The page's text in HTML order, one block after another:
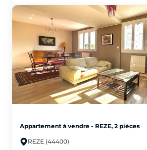
chambre, ainsi qu'un bureau, un wc séparé et un
oublier une trappe d'accès aux combles
Le tout dans une petite copropriété gérée par un
sans charges de copropriété.
L'appartement bénéficie de deux entrées
chaussée et une seconde à l'étage, permettant
Chiffrage travaux anticipé !
Venez visiter sans tarder !
Appartement à vendre - REZE, 2 pièces
REZE (44400)